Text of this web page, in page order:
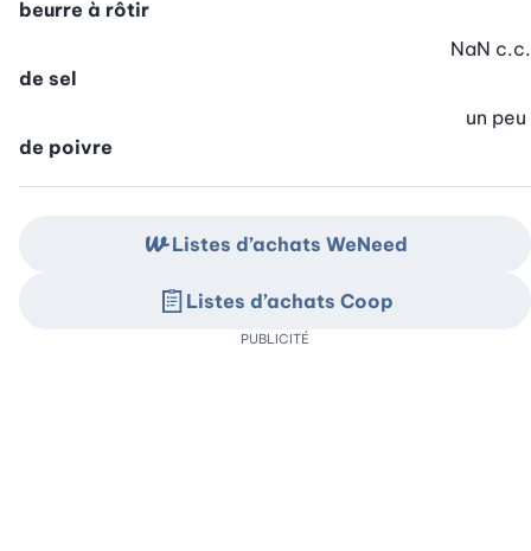
beurre à rôtir
de sel
NaN c.c.
de poivre
un peu
Listes d’achats WeNeed
Listes d’achats Coop
PUBLICITÉ